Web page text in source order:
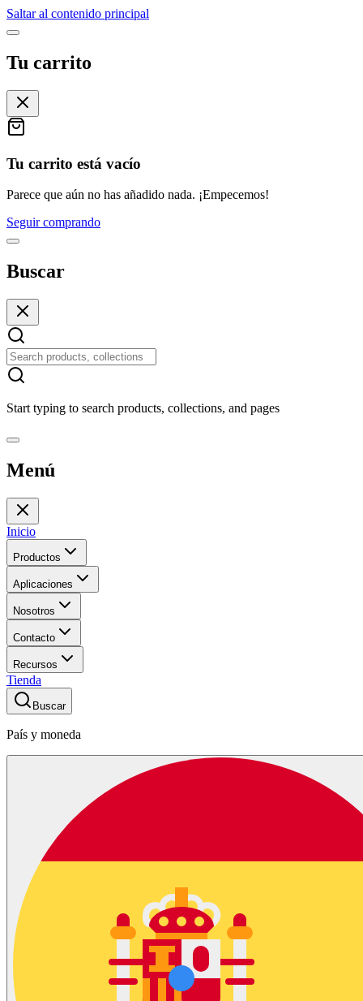
Saltar al contenido principal
Tu carrito
Tu carrito está vacío
Parece que aún no has añadido nada. ¡Empecemos!
Seguir comprando
Buscar
Start typing to search products, collections, and pages
Menú
Inicio
Productos
Aplicaciones
Nosotros
Contacto
Recursos
Tienda
Buscar
País y moneda